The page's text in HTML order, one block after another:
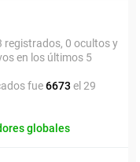
registrados, 0 ocultos y
en los últimos 5
fue6673 el 29
globales